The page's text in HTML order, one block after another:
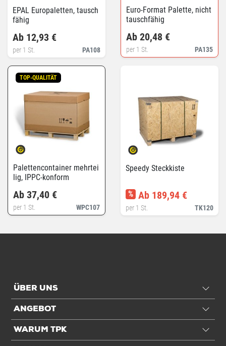
EPAL Europaletten, tausch
fähig
PA108
Ab 12,93 €
per 1 St.
Euro-Format Palette, nicht
tauschfähig
PA135
Ab 20,48 €
per 1 St.
TOP-QUALITÄT
Palettencontainer mehrtei
lig, IPPC-konform
WPC107
Ab 37,40 €
per 1 St.
Speedy Steckkiste
TK120
% Ab 189,94 €
per 1 St.
ÜBER UNS
ANGEBOT
WARUM TPK